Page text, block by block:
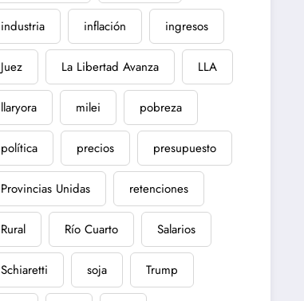
industria inflación ingresos
Juez La Libertad Avanza LLA
llaryora milei pobreza
política precios presupuesto
Provincias Unidas retenciones
Rural Río Cuarto Salarios
Schiaretti soja Trump